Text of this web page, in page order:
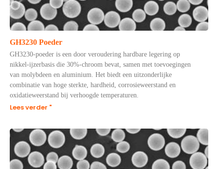
GH3230 Poeder
GH3230-poeder is een door veroudering hardbare legering op
nikkel-ijzerbasis die 30%-chroom bevat, samen met toevoegingen
van molybdeen en aluminium. Het biedt een uitzonderlijke
combinatie van hoge sterkte, hardheid, corrosieweerstand en
oxidatieweerstand bij verhoogde temperaturen.
Lees verder "